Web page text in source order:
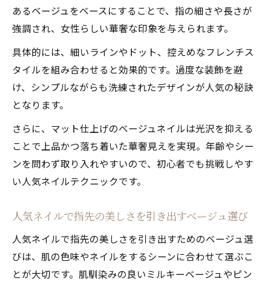
あるベージュをベースにすることで、指の細さや長さが
強調され、女性らしい華奢な印象を与えられます。
具体的には、細いラインやドット、控えめなフレンチス
タイルを組み合わせると効果的です。過度な装飾を避
け、シンプルながらも洗練されたデザインが人気の秘訣
となります。
さらに、マット仕上げのベージュネイルは光沢を抑える
ことで上品かつ落ち着いた華奢見えを実現。年齢やシー
ンを問わず取り入れやすいので、初心者でも挑戦しやす
い人気ネイルテクニックです。
人気ネイルで指先の美しさを引き出すベージュ選び
人気ネイルで指先の美しさを引き出すためのベージュ選
びは、肌の色味やネイルをするシーンに合わせて選ぶこ
とが大切です。肌馴染みの良いミルキーベージュやピン